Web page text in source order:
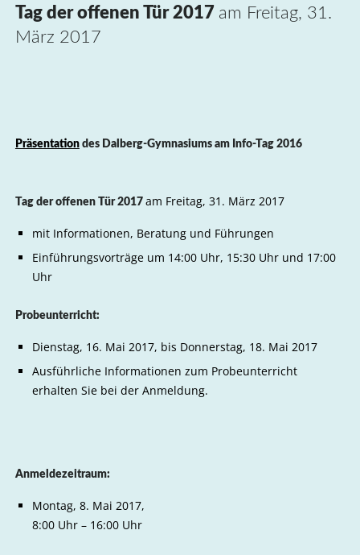
Tag der offenen Tür 2017 am Freitag, 31.
März 2017
Präsentationdes Dalberg-Gymnasiums am Info-Tag 2016
Tag der offenen Tür 2017 am Freitag, 31. März 2017
mit Informationen, Beratung und Führungen
Einführungsvorträge um 14:00 Uhr, 15:30 Uhr und 17:00
Uhr
Probeunterricht:
Dienstag, 16. Mai 2017, bis Donnerstag, 18. Mai 2017
Ausführliche Informationen zum Probeunterricht
erhalten Sie bei der Anmeldung.
Anmeldezeitraum:
Montag, 8. Mai 2017,
8:00 Uhr – 16:00 Uhr